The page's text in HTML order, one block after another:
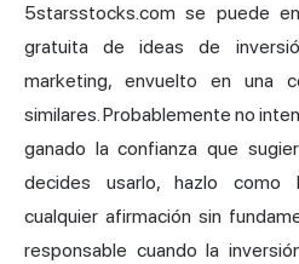
5starsstocks.com se puede
gratuita de ideas de
marketing, envuelto en una
similares. Probablemente no
ganado la confianza que
decides usarlo, hazlo como
cualquier afirmación sin
responsable cuando la